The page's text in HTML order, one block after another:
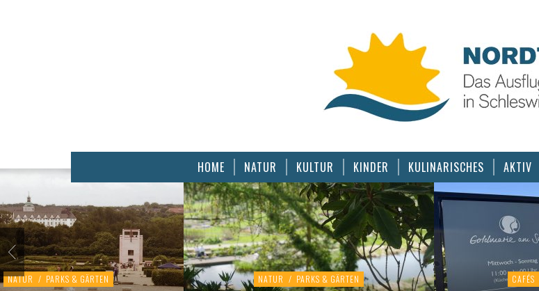
HOME NATUR KULTUR KINDER KULINARISCHES AKTIV
NATUR / PARKS & GÄRTEN NATUR / PARKS & GÄRTEN CAFÉS